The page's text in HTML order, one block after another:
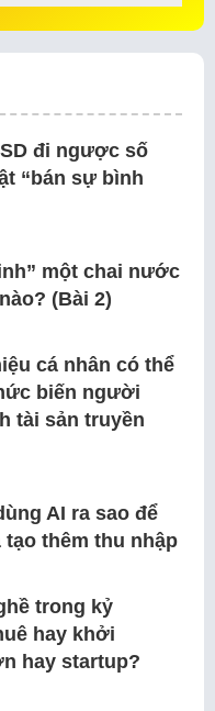
thị trường bắt…
đi ngược số
“bán sự bình
một chai nước
(Bài 2)
cá nhân có thể
biến người
tài sản truyền
AI ra sao để
thêm thu nhập
trong kỷ
hay khởi
hay startup?